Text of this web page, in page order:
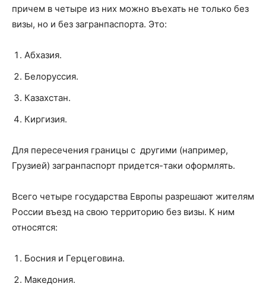
причем в четыре из них можно въехать не только без
визы, но и без загранпаспорта. Это:
Абхазия.
Белоруссия.
Казахстан.
Киргизия.
Для пересечения границы с другими (например,
Грузией) загранпаспорт придется-таки оформлять.
Всего четыре государства Европы разрешают жителям
России въезд на свою территорию без визы. К ним
относятся:
Босния и Герцеговина.
Македония.